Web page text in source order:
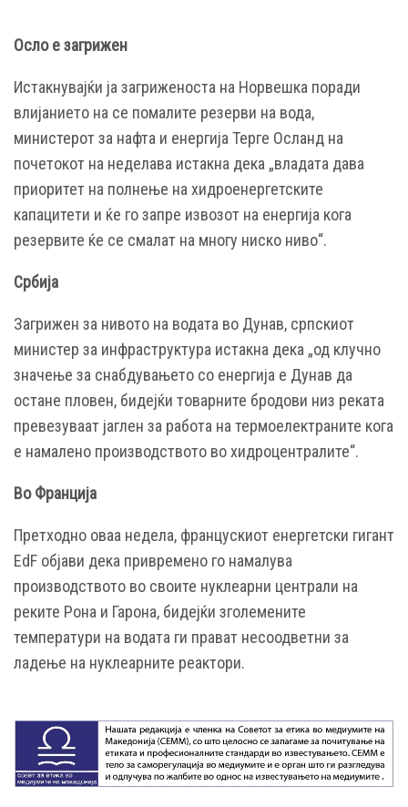
Осло е загрижен
Истакнувајќи ја загриженоста на Норвешка поради
влијанието на се помалите резерви на вода,
министерот за нафта и енергија Терге Осланд на
почетокот на неделава истакна дека „владата дава
приоритет на полнење на хидроенергетските
капацитети и ќе го запре извозот на енергија кога
резервите ќе се смалат на многу ниско ниво“.
Србија
Загрижен за нивото на водата во Дунав, српскиот
министер за инфраструктура истакна дека „од клучно
значење за снабдувањето со енергија е Дунав да
остане пловен, бидејќи товарните бродови низ реката
превезуваат јаглен за работа на термоелектраните кога
е намалено производството во хидроцентралите“.
Во Франција
Претходно оваа недела, францускиот енергетски гигант
EdF објави дека привремено го намалува
производството во своите нуклеарни централи на
реките Рона и Гарона, бидејќи зголемените
температури на водата ги прават несоодветни за
ладење на нуклеарните реактори.